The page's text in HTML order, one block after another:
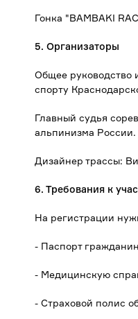
Гонка "BAMBAKI
5. Организаторы
Общее руководство
спорту
Главный судья
альпинизма России.
Дизайнер трассы:
6. Требования к
На регистрации
- Паспорт
- Медицинскую
- Страховой полис